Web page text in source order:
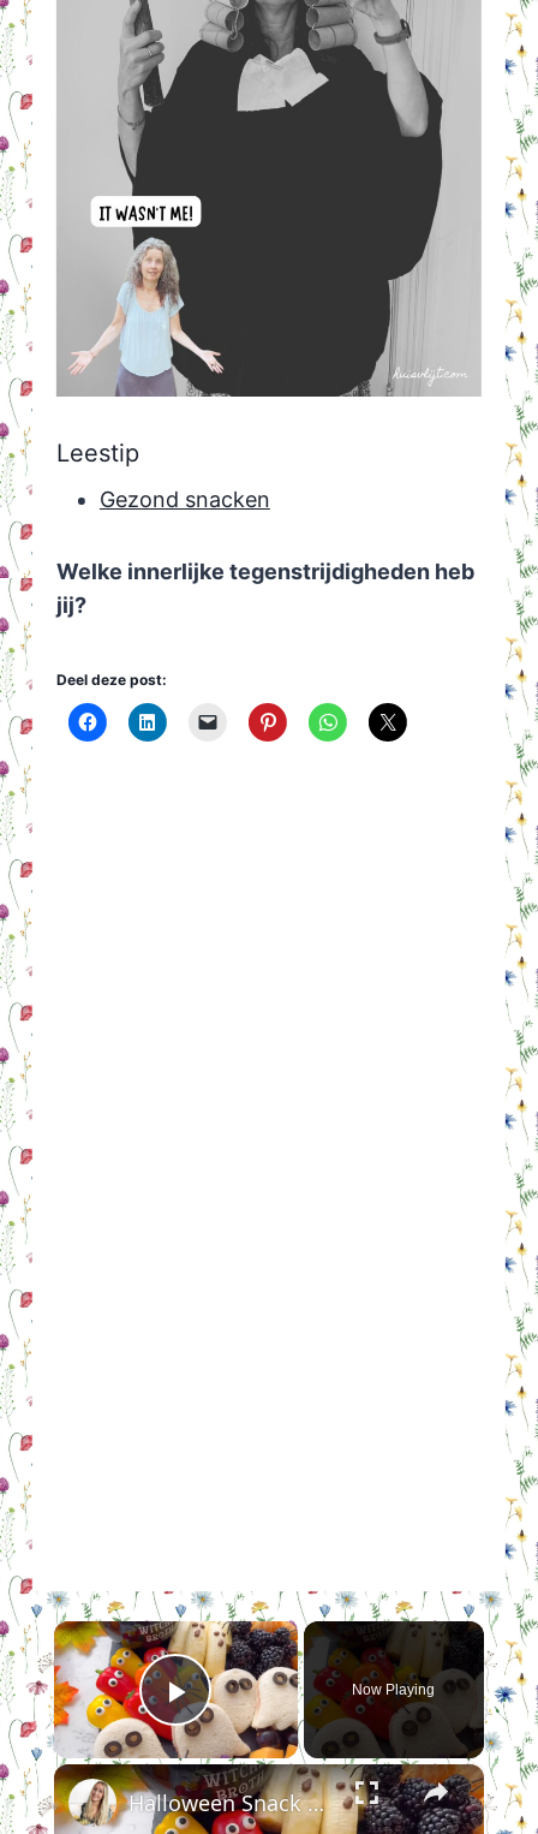
Leestip
Gezond snacken
Welke innerlijke tegenstrijdigheden heb
jij?
Deel deze post:
×
Play Video
Now Playing
×
Halloween Snack Board for Kids